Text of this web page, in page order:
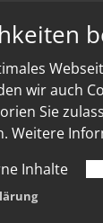
wir auch
Sie
Weitere
Inhalte